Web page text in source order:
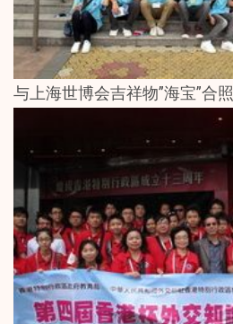
与上海世博会吉祥物”海宝”合照